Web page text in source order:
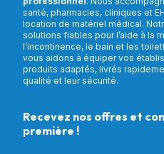
santé, pharmacies, cliniques et
location de matériel médical.
solutions fiables pour l’aide à la
l’incontinence, le bain et les
vous aidons à équiper vos
produits adaptés, livrés
qualité et leur sécurité.
Recevez nos offres et
première !